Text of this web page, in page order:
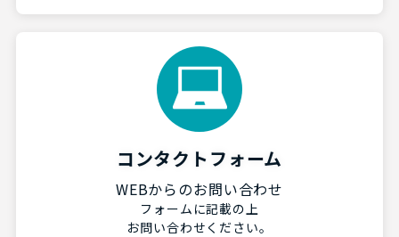
コンタクトフォーム
WEBからのお問い合わせ
フォームに記載の上
お問い合わせください。